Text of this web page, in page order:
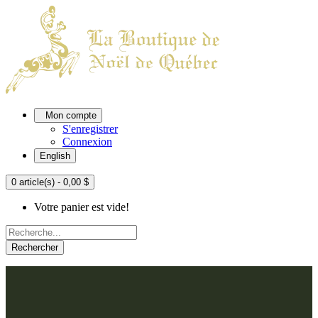
Mon compte
S'enregistrer
Connexion
English
0 article(s) - 0,00 $
Votre panier est vide!
Rechercher